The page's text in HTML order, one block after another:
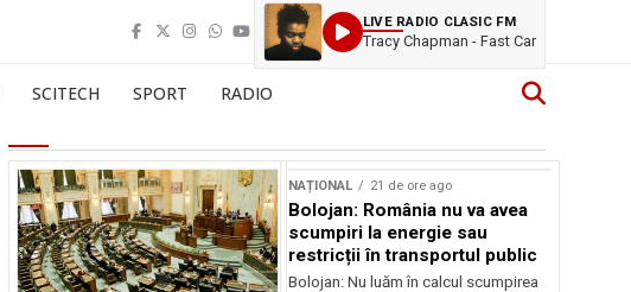
LIVE RADIO CLASIC FM
Tracy Chapman - Fast Car
SCITECH SPORT RADIO
NAȚIONAL 21 de ore ago
Bolojan: România nu va avea
scumpiri la energie sau
restricții în transportul public
Bolojan: Nu luăm în calcul scumpirea